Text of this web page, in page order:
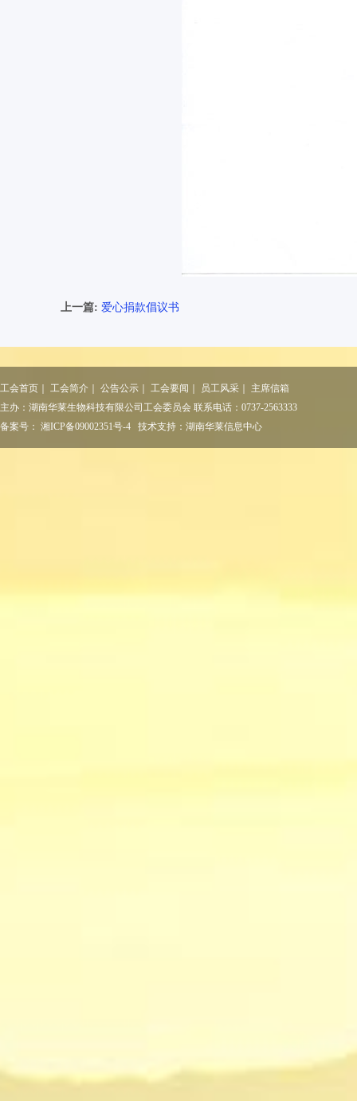
上一篇: 爱心捐款倡议书
工会首页 工会简介 公告公示 工会要闻 员工风采
主席信箱
主办： 湖南华莱生物科技有限公司工会委员会 联系电话： 0737-2563333
备案号： 湘ICP备09002351号-4 技术支持：湖南华莱信息中心